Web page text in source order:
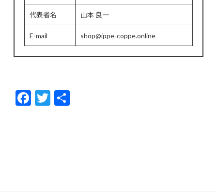
代表者名 山本 良一
E-mail shop@ippe-coppe.online
F
ac
T
w